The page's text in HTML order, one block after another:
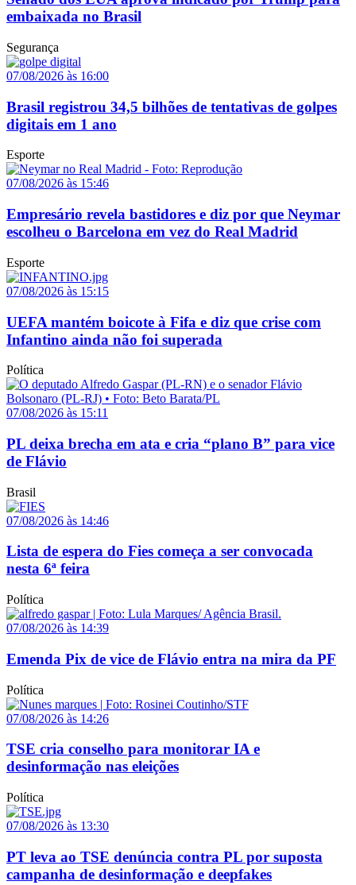
embaixada no Brasil
Segurança
07/08/2026 às 16:00
Brasil registrou 34,5 bilhões de tentativas de golpes
digitais em 1 ano
Esporte
07/08/2026 às 15:46
Empresário revela bastidores e diz por que Neymar
escolheu o Barcelona em vez do Real Madrid
Esporte
07/08/2026 às 15:15
UEFA mantém boicote à Fifa e diz que crise com
Infantino ainda não foi superada
Política
07/08/2026 às 15:11
PL deixa brecha em ata e cria “plano B” para vice
de Flávio
Brasil
07/08/2026 às 14:46
Lista de espera do Fies começa a ser convocada
nesta 6ª feira
Política
07/08/2026 às 14:39
Emenda Pix de vice de Flávio entra na mira da PF
Política
07/08/2026 às 14:26
TSE cria conselho para monitorar IA e
desinformação nas eleições
Política
07/08/2026 às 13:30
PT leva ao TSE denúncia contra PL por suposta
campanha de desinformação e deepfakes